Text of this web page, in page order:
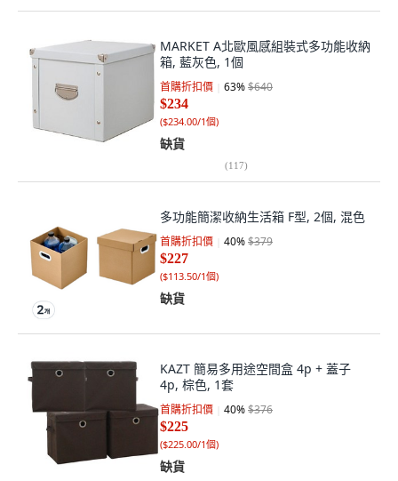
MARKET A北歐風感組裝式多功能收納
箱, 藍灰色, 1個
首購折扣價 63%$640
$234
($234.00/1個)
缺貨
(117)
多功能簡潔收納生活箱 F型, 2個, 混色
首購折扣價 40%$379
$227
($113.50/1個)
缺貨
KAZT 簡易多用途空間盒 4p + 蓋子
4p, 棕色, 1套
首購折扣價 40%$376
$225
($225.00/1個)
缺貨